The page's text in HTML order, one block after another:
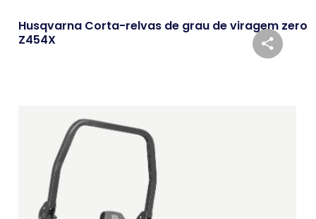
Husqvarna Corta-relvas de grau de viragem zero
Z454X